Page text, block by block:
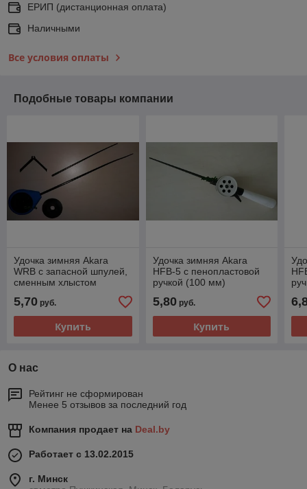
ЕРИП (дистанционная оплата)
Наличными
Все условия оплаты
Подобные товары компании
Удочка зимняя Akara
WRB с запасной шпулей,
сменным хлыстом
5,70 руб.
Купить
Удочка зимняя Akara
HFB-5 с пенопластовой
ручкой (100 мм)
5,80руб.
Купить
О нас
Рейтинг не сформирован
Менее 5 отзывов за последний год
Компания продает на Deal.by
Работает с 13.02.2015
г. Минск